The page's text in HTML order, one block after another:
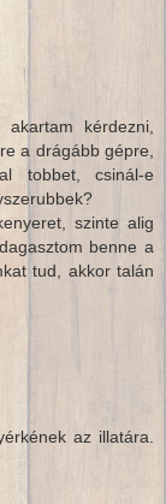
kérdezni,
a drágább gépre,
tobbet, csinál-e
szinte alig
benne a
tud, akkor talán
az illatára.